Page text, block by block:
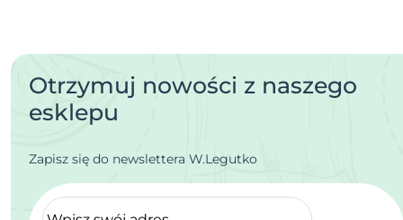
Otrzymuj nowości z naszego
esklepu
Zapisz się do newslettera W.Legutko